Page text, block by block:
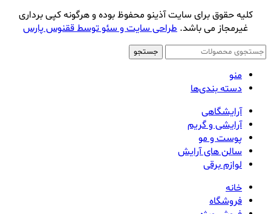
کلیه حقوق برای سایت آذینو محفوظ بوده و هرگونه کپی برداری
غیرمجاز می باشد. طراحی سایت و سئو توسط ققنوس پارس
جستجو
منو
دسته بندی‌ها
آرایشگاهی
آرایشی و گریم
پوست و مو
سالن های آرایش
لوازم برقی
خانه
فروشگاه